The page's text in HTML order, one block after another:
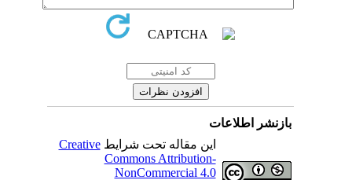
بازنشر اطلاعات
این مقاله تحت شرایطCreative
Commons Attribution-
NonCommercial 4.0